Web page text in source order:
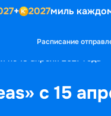
+ 2027миль
Расписание
по 18 апреля 2027 года
с 15